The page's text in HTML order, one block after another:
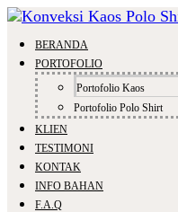
BERANDA
PORTOFOLIO
Portofolio Kaos
Portofolio Polo Shirt
KLIEN
TESTIMONI
KONTAK
INFO BAHAN
F.A.Q